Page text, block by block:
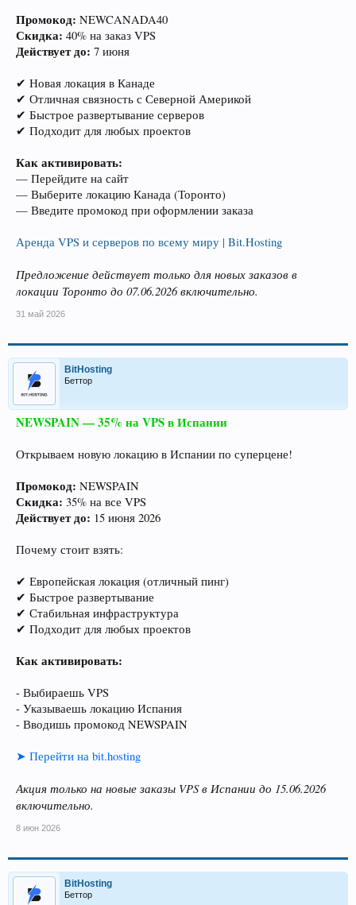
Промокод: NEWCANADA40
Скидка: 40% на заказ VPS
Действует до: 7 июня
✔ Новая локация в Канаде
✔ Отличная связность с Северной Америкой
✔ Быстрое развертывание серверов
✔ Подходит для любых проектов
Как активировать:
— Перейдите на сайт
— Выберите локацию Канада (Торонто)
— Введите промокод при оформлении заказа
Аренда VPS и серверов по всему миру | Bit.Hosting
Предложение действует только для новых заказов в
локации Торонто до 07.06.2026 включительно.
31 май 2026
BitHosting
Беттор
NEWSPAIN — 35% на VPS в Испании
Открываем новую локацию в Испании по суперцене!
Промокод: NEWSPAIN
Скидка: 35% на все VPS
Действует до: 15 июня 2026
Почему стоит взять:
✔ Европейская локация (отличный пинг)
✔ Быстрое развертывание
✔ Стабильная инфраструктура
✔ Подходит для любых проектов
Как активировать:
- Выбираешь VPS
- Указываешь локацию Испания
- Вводишь промокод NEWSPAIN
➤ Перейти на bit.hosting
Акция только на новые заказы VPS в Испании до 15.06.2026
включительно.
8 июн 2026
BitHosting
Беттор